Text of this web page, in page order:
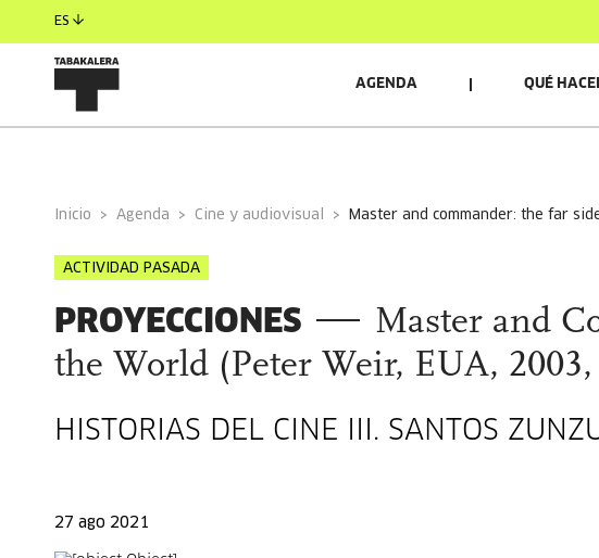
ES
AGENDA QUÉ
Inicio Agenda Cine y audiovisual master and commander: the far
ACTIVIDAD PASADA
PROYECCIONES
Master and
the World (Peter Weir, EUA, 2003,
HISTORIAS DEL CINE III. SANTOS
27 ago 2021